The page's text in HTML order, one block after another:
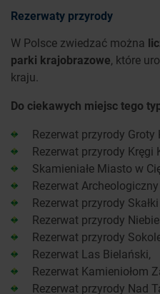
Rezerwaty przyrody
W Polsce zwiedzać można
parki krajobrazowe, które
kraju.
Do ciekawych miejsc tego
Rezerwat przyrody Groty
Rezerwat przyrody Kręgi
Skamieniałe Miasto w
Rezerwat
Rezerwat przyrody
Rezerwat przyrody
Rezerwat przyrody
Rezerwat Las Bielański,
Rezerwat Kamieniołom
Rezerwat przyrody Nad